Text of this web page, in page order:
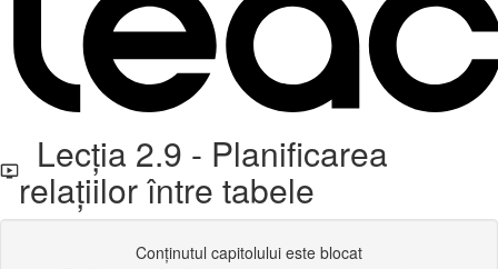
Lecția 2.9 - Planificarea
relațiilor între tabele
Conținutul capitolului este blocat